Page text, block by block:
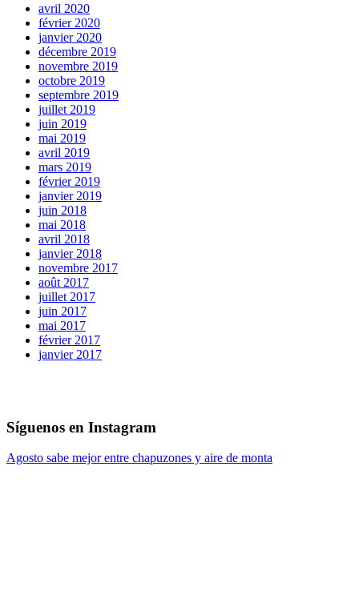
avril 2020
février 2020
janvier 2020
décembre 2019
novembre 2019
octobre 2019
septembre 2019
juillet 2019
juin 2019
mai 2019
avril 2019
mars 2019
février 2019
janvier 2019
juin 2018
mai 2018
avril 2018
janvier 2018
novembre 2017
août 2017
juillet 2017
juin 2017
mai 2017
février 2017
janvier 2017
Síguenos en Instagram
Agosto sabe mejor entre chapuzones y aire de monta